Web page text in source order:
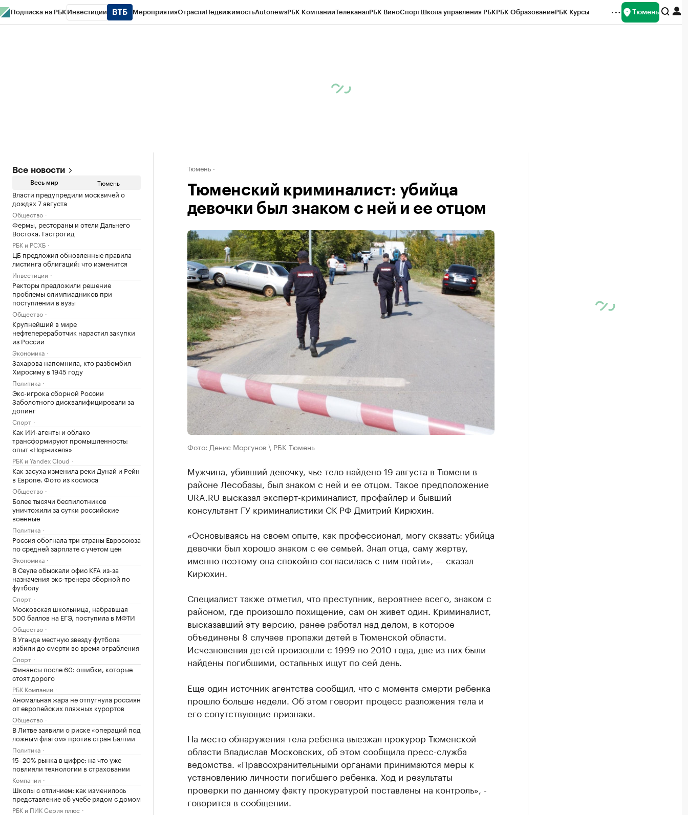
Подписка на РБК Инвестиции МероприятияОтраслиНедвижимостьAutonewsРБК КомпанииТелеканалРБК ВиноСпортШкола управления РБКРБК ОбразованиеРБК Курсы Тюмень
Все новости
Весь мир Тюмень
Власти предупредили москвичей о
дождях 7 августа
Общество
Фермы, рестораны и отели Дальнего
Востока. Гастрогид
РБК и РСХБ
ЦБ предложил обновленные правила
листинга облигаций: что изменится
Инвестиции
Ректоры предложили решение
проблемы олимпиадников при
поступлении в вузы
Общество
Крупнейший в мире
нефтепереработчик нарастил закупки
из России
Экономика
Захарова напомнила, кто разбомбил
Хиросиму в 1945 году
Политика
Экс-игрока сборной России
Заболотного дисквалифицировали за
допинг
Спорт
Как ИИ-агенты и облако
трансформируют промышленность:
опыт «Норникеля»
РБК и Yandex Cloud
Как засуха изменила реки Дунай и Рейн
в Европе. Фото из космоса
Общество
Более тысячи беспилотников
уничтожили за сутки российские
военные
Политика
Россия обогнала три страны Евросоюза
по средней зарплате с учетом цен
Экономика
В Сеуле обыскали офис KFA из-за
назначения экс-тренера сборной по
футболу
Спорт
Московская школьница, набравшая
500 баллов на ЕГЭ, поступила в МФТИ
Общество
В Уганде местную звезду футбола
избили до смерти во время ограбления
Спорт
Финансы после 60: ошибки, которые
стоят дорого
РБК Компании
Аномальная жара не отпугнула россиян
от европейских пляжных курортов
Общество
В Литве заявили о риске «операций под
ложным флагом» против стран Балтии
Политика
15–20% рынка в цифре: на что уже
повлияли технологии в страховании
Компании
Школы с отличием: как изменилось
представление об учебе рядом с домом
РБК и ПИК Серия плюс
Тюмень
Тюменский криминалист: убийца
девочки был знаком с ней и ее отцом
Фото: Денис Моргунов \ РБК Тюмень
Мужчина, убивший девочку, чье тело найдено 19 августа в Тюмени в
районе Лесобазы, был знаком с ней и ее отцом. Такое предположение
URA.RU высказал эксперт-криминалист, профайлер и бывший
консультант ГУ криминалистики СК РФ Дмитрий Кирюхин.
«Основываясь на своем опыте, как профессионал, могу сказать: убийца
девочки был хорошо знаком с ее семьей. Знал отца, саму жертву,
именно поэтому она спокойно согласилась с ним пойти», — сказал
Кирюхин.
Специалист также отметил, что преступник, вероятнее всего, знаком с
районом, где произошло похищение, сам он живет один. Криминалист,
высказавший эту версию, ранее работал над делом, в которое
объединены 8 случаев пропажи детей в Тюменской области.
Исчезновения детей произошли с 1999 по 2010 года, две из них были
найдены погибшими, остальных ищут по сей день.
Еще один источник агентства сообщил, что с момента смерти ребенка
прошло больше недели. Об этом говорит процесс разложения тела и
его сопутствующие признаки.
На место обнаружения тела ребенка выезжал прокурор Тюменской
области Владислав Московских, об этом сообщила пресс-служба
ведомства. «Правоохранительными органами принимаются меры к
установлению личности погибшего ребенка. Ход и результаты
проверки по данному факту прокуратурой поставлены на контроль», -
говорится в сообщении.